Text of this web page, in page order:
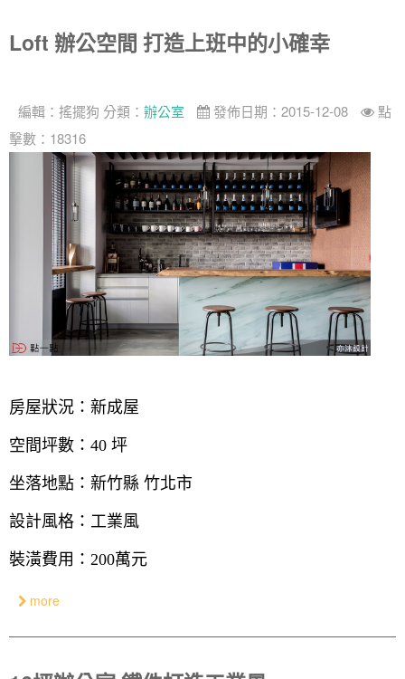
Loft 辦公空間 打造上班中的小確幸
編輯： 搖擺狗 分類： 辦公室 發佈日期：2015-12-08
點
擊數：18316
房屋狀況：新成屋
空間坪數：40 坪
坐落地點：新竹縣 竹北市
設計風格：工業風
裝潢費用：200萬元
more